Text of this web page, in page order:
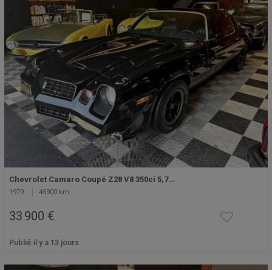
Chevrolet Camaro Coupé Z28 V8 350ci 5,7…
1979 45900 km
33 900 €
Publié il y a 13 jours